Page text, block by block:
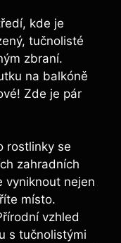
kde je
tučnolisté
zbraní.
na balkóně
Zde je pár
rostlinky se
zahradních
vyniknout nejen
místo.
vzhled
s tučnolistými